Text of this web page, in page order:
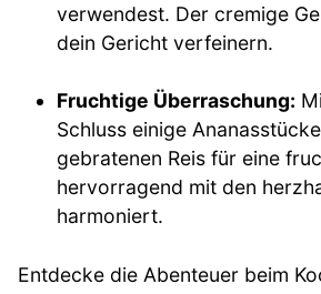
verwendest. Der cremige
dein Gericht verfeinern.
Fruchtige Überraschung:
Schluss einige
gebratenen Reis für eine
hervorragend mit den
harmoniert.
Entdecke die Abenteuer beim